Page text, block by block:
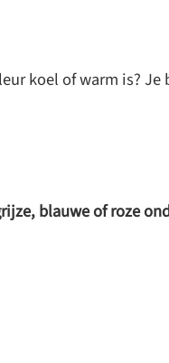
koel of warm is?
blauwe of roze